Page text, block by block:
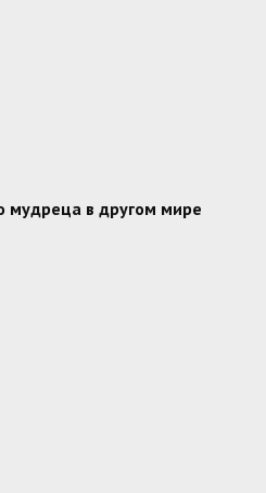
мудреца в другом мире